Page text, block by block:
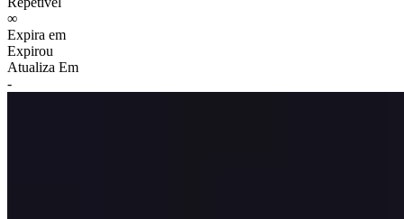
∞
Expira em
Expirou
Atualiza Em
-